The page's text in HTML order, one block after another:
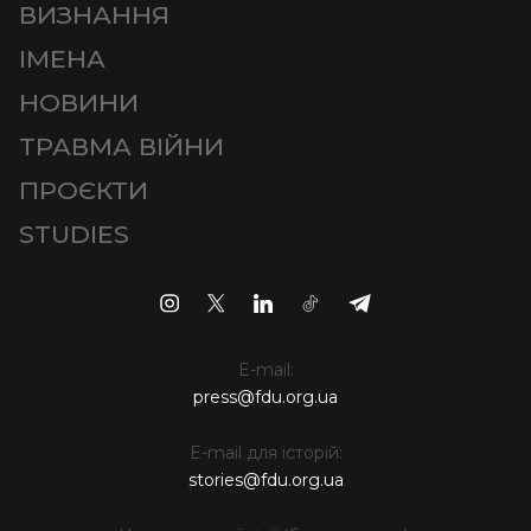
ВИЗНАННЯ
ІМЕНА
НОВИНИ
ТРАВМА ВІЙНИ
ПРОЄКТИ
STUDIES
E-mail:
press@fdu.org.ua
E-mail для історій:
stories@fdu.org.ua